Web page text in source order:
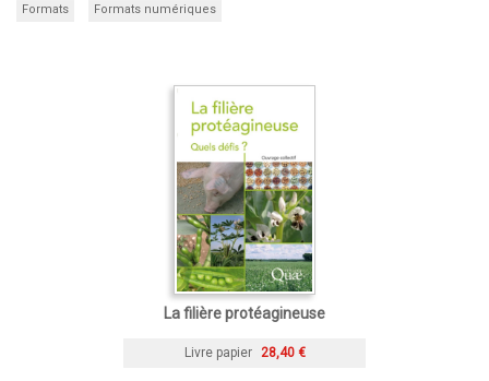
Formats Formats numériques
La filière protéagineuse
Livre papier 28,40 €